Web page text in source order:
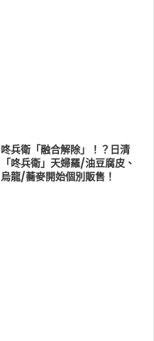
咚兵衛「融合解除」！？日清
「咚兵衛」天婦羅/油豆腐皮、
烏龍/蕎麥開始個別販售！